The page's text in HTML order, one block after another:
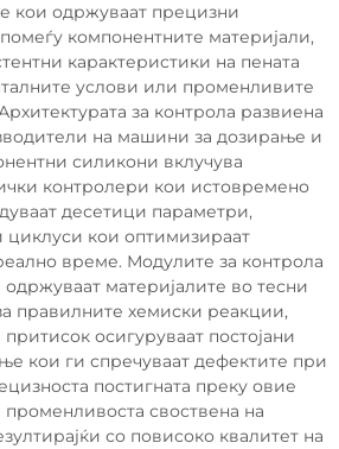
кои одржуваат прецизни
компонентните материјали,
карактеристики на пената
услови или променливите
за контрола развиена
на машини за дозирање и
силикони вклучува
контролери кои истовремено
десетици параметри,
циклуси кои оптимизираат
време. Модулите за контрола
одржуваат материјалите во тесни
правилните хемиски реакции,
осигуруваат постојани
кои ги спречуваат дефектите при
постигната преку овие
своствена на
со повисоко квалитет на